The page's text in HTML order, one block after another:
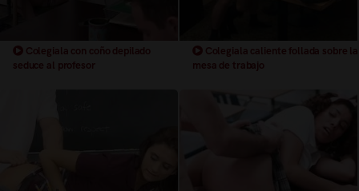
Colegiala con coño depilado
seduce al profesor
Colegiala caliente follada sobre la
mesa de trabajo